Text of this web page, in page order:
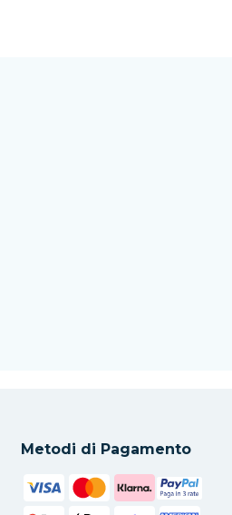
Metodi di Pagamento